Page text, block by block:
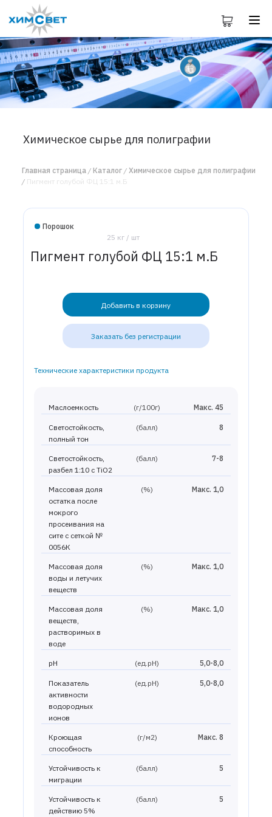
Химическое сырье для полиграфии
Главная страница Каталог
Химическое сырье для полиграфии
Пигмент голубой ФЦ 15:1 м.Б
Порошок
25 кг / шт
Пигмент голубой ФЦ 15:1 м.Б
Добавить в корзину
Заказать без регистрации
Технические характеристики продукта
Маслоемкость (г/100г) Макс. 45
Светостойкость,
полный тон
(балл) 8
Светостойкость,
разбел 1:10 с TiO2
(балл) 7-8
Массовая доля
остатка после
мокрого
просеивания на
сите с сеткой №
0056К
(%) Макс. 1,0
Массовая доля
воды и летучих
веществ
(%) Макс. 1,0
Массовая доля
веществ,
растворимых в
воде
(%) Макс. 1,0
pH (ед.рН) 5,0-8,0
Показатель
активности
водородных
ионов
(ед.рН) 5,0-8,0
Кроющая
способность
(г/м2) Макс. 8
Устойчивость к
миграции
(балл) 5
Устойчивость к
действию 5%
(балл) 5